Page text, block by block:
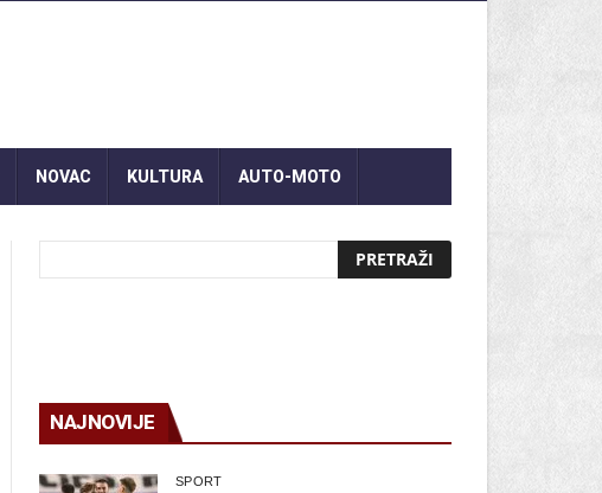
NOVAC KULTURA AUTO-MOTO
NAJNOVIJE
SPORT